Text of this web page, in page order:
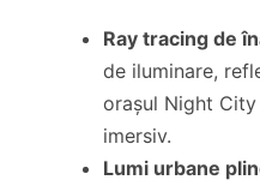
Ray tracing de
de iluminare,
orașul Night
imersiv.
Lumi urbane